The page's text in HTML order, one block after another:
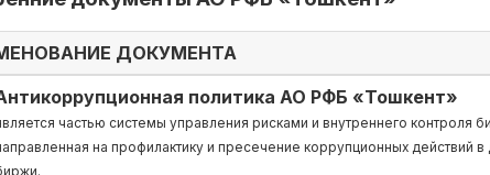
ДОКУМЕНТА
политика АО РФБ «Тошкент»
частью системы управления рисками и внутреннего контроля
на профилактику и пресечение коррупционных действий в